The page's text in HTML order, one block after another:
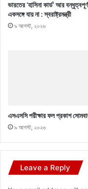
ভারতের ‘হাসিনা কার্ড’ আর
একসঙ্গে যায় না : স্বরাষ্ট্রমন্ত্রী
৯ আগস্ট, ২০২৬
এসএসসি পরীক্ষার ফল প্রকাশ
৯ আগস্ট, ২০২৬
Leave a Reply